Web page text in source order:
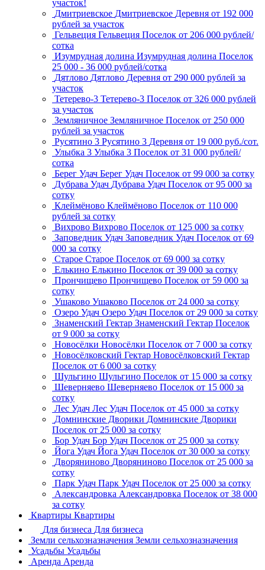
участок!
Дмитриевское Дмитриевское Деревня от 192 000
рублей за участок
Гельвеция Гельвеция Поселок от 206 000 рублей/
сотка
Изумрудная долина Изумрудная долина Поселок
25 000 - 36 000 рублей/сотка
Дятлово Дятлово Деревня от 290 000 рублей за
участок
Тетерево-3 Тетерево-3 Поселок от 326 000 рублей
за участок
Земляничное Земляничное Поселок от 250 000
рублей за участок
Русятино 3 Русятино 3 Деревня от 19 000 руб./сот.
Улыбка 3 Улыбка 3 Поселок от 31 000 рублей/
сотка
Берег Удач Берег Удач Поселок от 99 000 за сотку
Дубрава Удач Дубрава Удач Поселок от 95 000 за
сотку
Клеймёново Клеймёново Поселок от 110 000
рублей за сотку
Вихрово Вихрово Поселок от 125 000 за сотку
Заповедник Удач Заповедник Удач Поселок от 69
000 за сотку
Старое Старое Поселок от 69 000 за сотку
Елькино Елькино Поселок от 39 000 за сотку
Прончищево Прончищево Поселок от 59 000 за
сотку
Ушаково Ушаково Поселок от 24 000 за сотку
Озеро Удач Озеро Удач Поселок от 29 000 за сотку
Знаменский Гектар Знаменский Гектар Поселок
от 9 000 за сотку
Новосёлки Новосёлки Поселок от 7 000 за сотку
Новосёлковский Гектар Новосёлковский Гектар
Поселок от 6 000 за сотку
Шульгино Шульгино Поселок от 15 000 за сотку
Шеверняево Шеверняево Поселок от 15 000 за
сотку
Лес Удач Лес Удач Поселок от 45 000 за сотку
Домнинские Дворики Домнинские Дворики
Поселок от 25 000 за сотку
Бор Удач Бор Удач Поселок от 25 000 за сотку
Йога Удач Йога Удач Поселок от 30 000 за сотку
Дворяниново Дворяниново Поселок от 25 000 за
сотку
Парк Удач Парк Удач Поселок от 25 000 за сотку
Александровка Александровка Поселок от 38 000
за сотку
Квартиры Квартиры
Для бизнеса Для бизнеса
Земли сельхозназначения Земли сельхозназначения
Усадьбы Усадьбы
Аренда Аренда